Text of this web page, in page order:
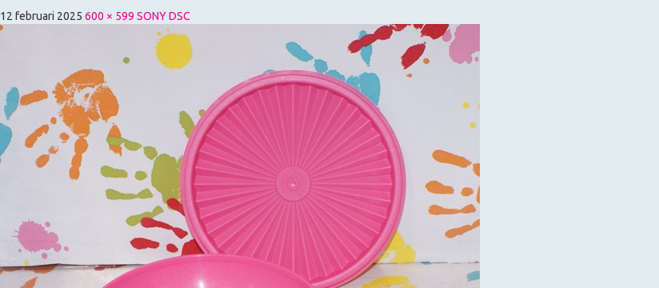
12 februari 2025 600 × 599 SONY DSC